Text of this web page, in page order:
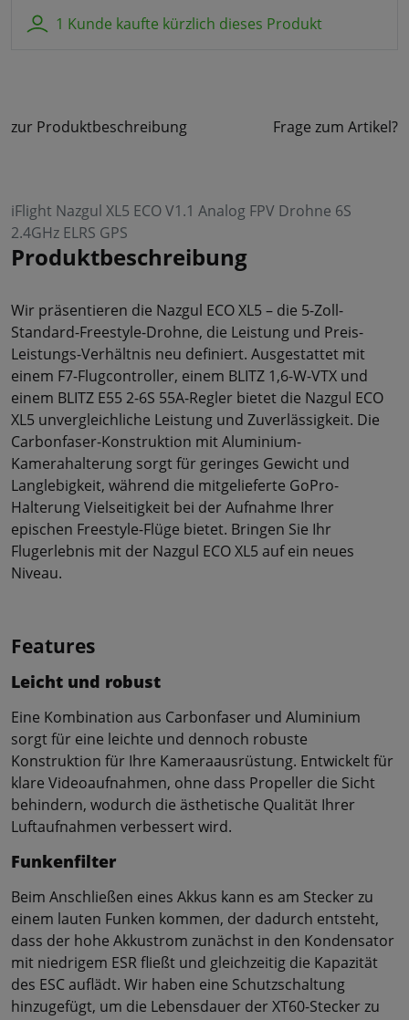
1 Kunde kaufte kürzlich dieses Produkt
zur Produktbeschreibung Frage zum Artikel?
iFlight Nazgul XL5 ECO V1.1 Analog FPV Drohne 6S
2.4GHz ELRS GPS
Produktbeschreibung
Wir präsentieren die Nazgul ECO XL5 – die 5-Zoll-
Standard-Freestyle-Drohne, die Leistung und Preis-
Leistungs-Verhältnis neu definiert. Ausgestattet mit
einem F7-Flugcontroller, einem BLITZ 1,6-W-VTX und
einem BLITZ E55 2-6S 55A-Regler bietet die Nazgul ECO
XL5 unvergleichliche Leistung und Zuverlässigkeit. Die
Carbonfaser-Konstruktion mit Aluminium-
Kamerahalterung sorgt für geringes Gewicht und
Langlebigkeit, während die mitgelieferte GoPro-
Halterung Vielseitigkeit bei der Aufnahme Ihrer
epischen Freestyle-Flüge bietet. Bringen Sie Ihr
Flugerlebnis mit der Nazgul ECO XL5 auf ein neues
Niveau.
Features
Leicht und robust
Eine Kombination aus Carbonfaser und Aluminium
sorgt für eine leichte und dennoch robuste
Konstruktion für Ihre Kameraausrüstung. Entwickelt für
klare Videoaufnahmen, ohne dass Propeller die Sicht
behindern, wodurch die ästhetische Qualität Ihrer
Luftaufnahmen verbessert wird.
Funkenfilter
Beim Anschließen eines Akkus kann es am Stecker zu
einem lauten Funken kommen, der dadurch entsteht,
dass der hohe Akkustrom zunächst in den Kondensator
mit niedrigem ESR fließt und gleichzeitig die Kapazität
des ESC auflädt. Wir haben eine Schutzschaltung
hinzugefügt, um die Lebensdauer der XT60-Stecker zu